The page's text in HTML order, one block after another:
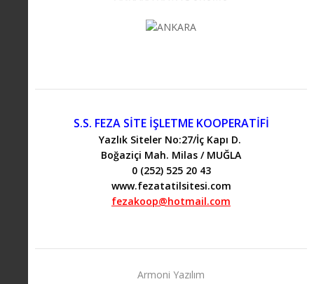
S.S. FEZA SİTE İŞLETME KOOPERATİFİ
Yazlık Siteler No:27/İç Kapı D.
Boğaziçi Mah. Milas / MUĞLA
0 (252) 525 20 43
www.fezatatilsitesi.com
fezakoop@hotmail.com
Armoni Yazılım